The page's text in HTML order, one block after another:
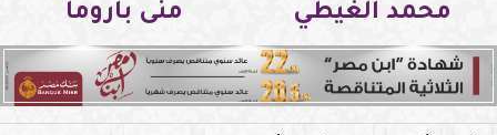
محمد الغيطي منى باروما